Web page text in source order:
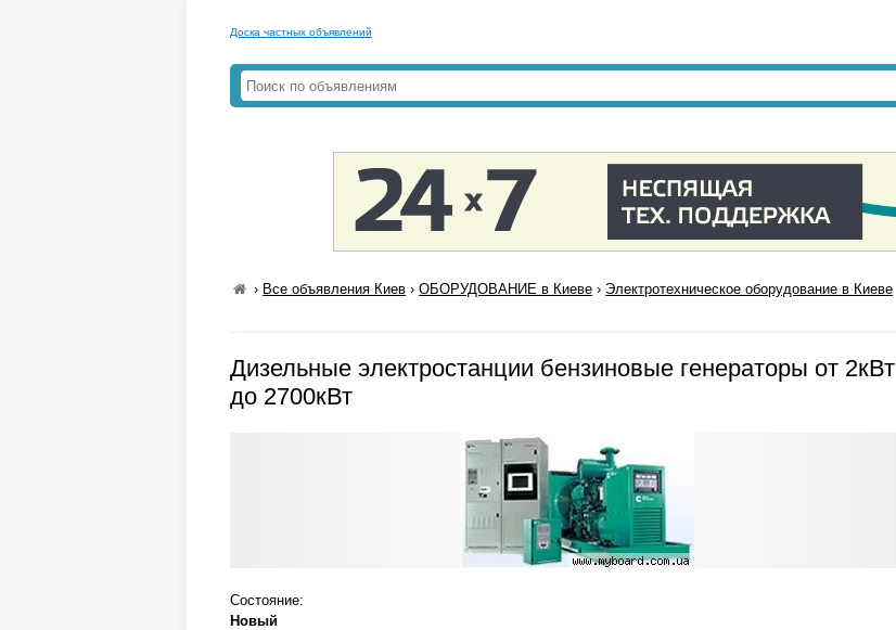
Доска частных объявлений
› Все объявления Киев ›ОБОРУДОВАНИЕ в Киеве › Электротехническое оборудование в Киеве
Дизельные электростанции бензиновые генераторы от 2кВт
до 2700кВт
Состояние:
Новый